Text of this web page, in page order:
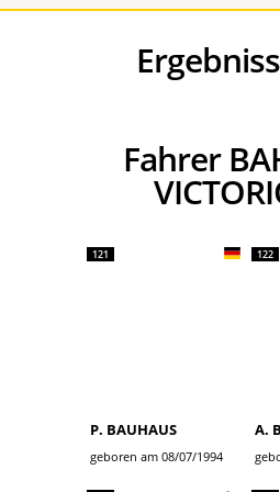
Fahrer BAHRAIN
121
P. BAUHAUS
geboren am 08/07/1994
122
A.